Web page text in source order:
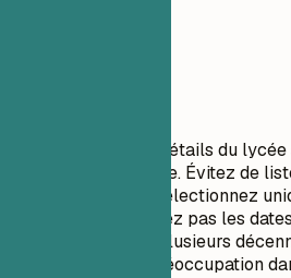
Ne pas inclure les détails du
diplôme universitaire. Évitez de
vous avez suivis ; sélectionnez
pertinents. N'indiquez pas les
diplôme datant de plusieurs
par l'âge est une préoccupation